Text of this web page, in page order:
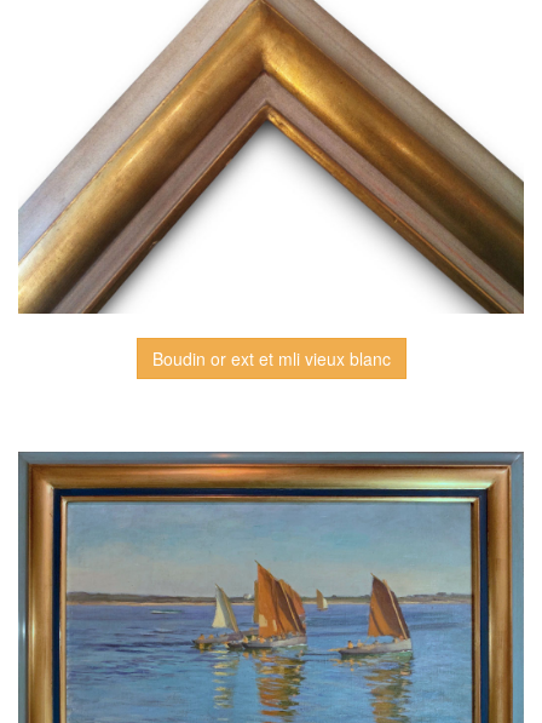
Boudin or ext et mli vieux blanc